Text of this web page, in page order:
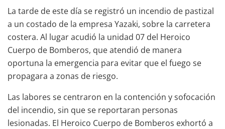
La tarde de este día se registró un incendio de pastizal
a un costado de la empresa Yazaki, sobre la carretera
costera. Al lugar acudió la unidad 07 del Heroico
Cuerpo de Bomberos, que atendió de manera
oportuna la emergencia para evitar que el fuego se
propagara a zonas de riesgo.
Las labores se centraron en la contención y sofocación
del incendio, sin que se reportaran personas
lesionadas. El Heroico Cuerpo de Bomberos exhortó a